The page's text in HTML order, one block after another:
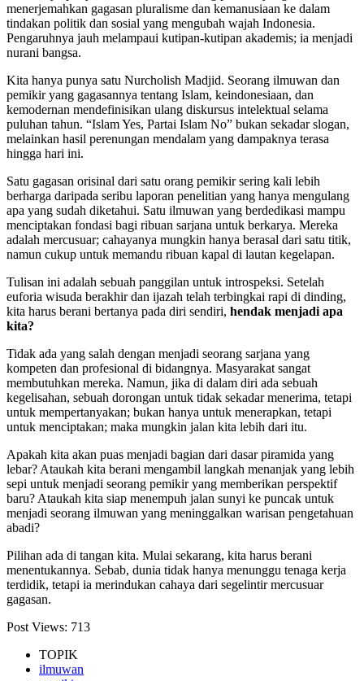
menerjemahkan gagasan pluralisme dan kemanusiaan ke dalam
tindakan politik dan sosial yang mengubah wajah Indonesia.
Pengaruhnya jauh melampaui kutipan-kutipan akademis; ia menjadi
nurani bangsa.
Kita hanya punya satu Nurcholish Madjid. Seorang ilmuwan dan
pemikir yang gagasannya tentang Islam, keindonesiaan, dan
kemodernan mendefinisikan ulang diskursus intelektual selama
puluhan tahun. “Islam Yes, Partai Islam No” bukan sekadar slogan,
melainkan hasil perenungan mendalam yang dampaknya terasa
hingga hari ini.
Satu gagasan orisinal dari satu orang pemikir sering kali lebih
berharga daripada seribu laporan penelitian yang hanya mengulang
apa yang sudah diketahui. Satu ilmuwan yang berdedikasi mampu
menciptakan fondasi bagi ribuan sarjana untuk berkarya. Mereka
adalah mercusuar; cahayanya mungkin hanya berasal dari satu titik,
namun cukup untuk memandu ribuan kapal di lautan kegelapan.
Tulisan ini adalah sebuah panggilan untuk introspeksi. Setelah
euforia wisuda berakhir dan ijazah telah terbingkai rapi di dinding,
kita harus berani bertanya pada diri sendiri, hendak menjadi apa
kita?
Tidak ada yang salah dengan menjadi seorang sarjana yang
kompeten dan profesional di bidangnya. Masyarakat sangat
membutuhkan mereka. Namun, jika di dalam diri ada sebuah
kegelisahan, sebuah dorongan untuk tidak sekadar menerima, tetapi
untuk mempertanyakan; bukan hanya untuk menerapkan, tetapi
untuk menciptakan; maka mungkin jalan kita lebih dari itu.
Apakah kita akan puas menjadi bagian dari dasar piramida yang
lebar? Ataukah kita berani mengambil langkah menanjak yang lebih
sepi untuk menjadi seorang pemikir yang memberikan perspektif
baru? Ataukah kita siap menempuh jalan sunyi ke puncak untuk
menjadi seorang ilmuwan yang meninggalkan warisan pengetahuan
abadi?
Pilihan ada di tangan kita. Mulai sekarang, kita harus berani
menentukannya. Sebab, dunia tidak hanya menunggu tenaga kerja
terdidik, tetapi ia merindukan cahaya dari segelintir mercusuar
gagasan.
Post Views: 713
TOPIK
ilmuwan